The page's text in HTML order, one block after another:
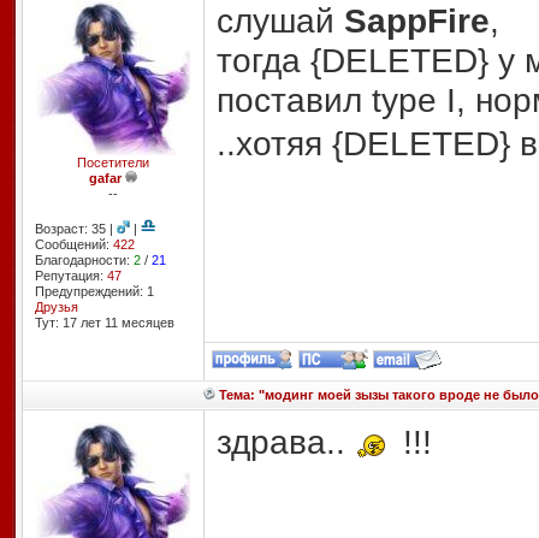
Посетители
gafar
--
Возраст: 35 |
|
Сообщений: 422
Благодарности: 2/ 21
Репутация: 47
Предупреждений: 1
Друзья
Тут: 17 лет 11 месяцев
слушай SappFire,
тогда {DELETED} у
поставил type I,
..хотяя {DELETED}
Тема: "модинг моей зызы такого вроде не
здрава.. !!!